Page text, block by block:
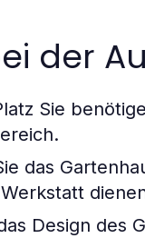
der
Sie
das
Design des